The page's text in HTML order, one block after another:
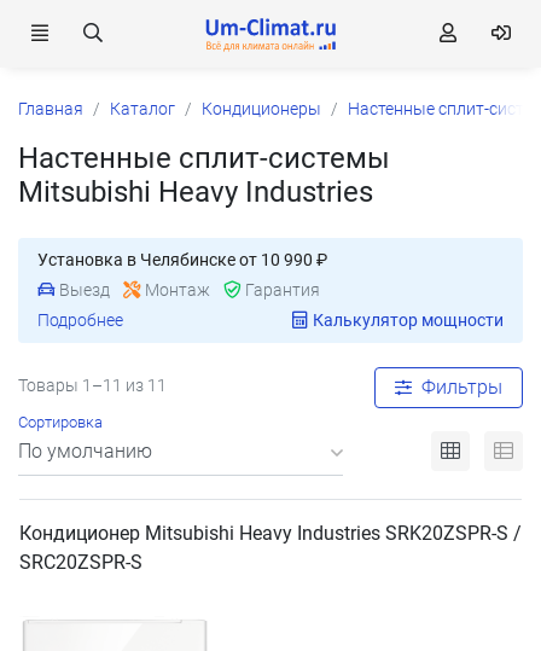
Главная Каталог Кондиционеры Настенные сплит-
Настенные сплит-системы
Mitsubishi Heavy Industries
Установка в Челябинске от 10 990 ₽
Выезд
Монтаж
Гарантия
Подробнее
Калькулятор мощности
Товары 1–11 из 11 Фильтры
Сортировка
Кондиционер Mitsubishi Heavy Industries SRK20ZSPR-S /
SRC20ZSPR-S